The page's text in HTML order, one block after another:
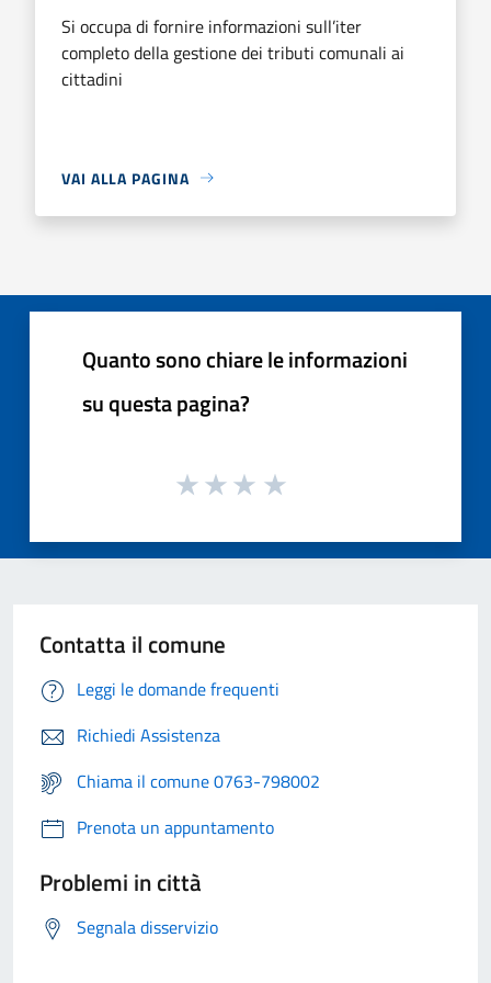
Si occupa di fornire informazioni sull’iter
completo della gestione dei tributi comunali ai
cittadini
VAI ALLA PAGINA
Quanto sono chiare le informazioni
su questa pagina?
Contatta il comune
Leggi le domande frequenti
Richiedi Assistenza
Chiama il comune 0763-798002
Prenota un appuntamento
Problemi in città
Segnala disservizio